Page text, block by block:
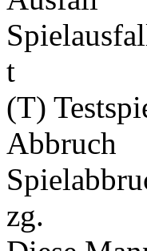
t
(T)
Abbruch
zg.